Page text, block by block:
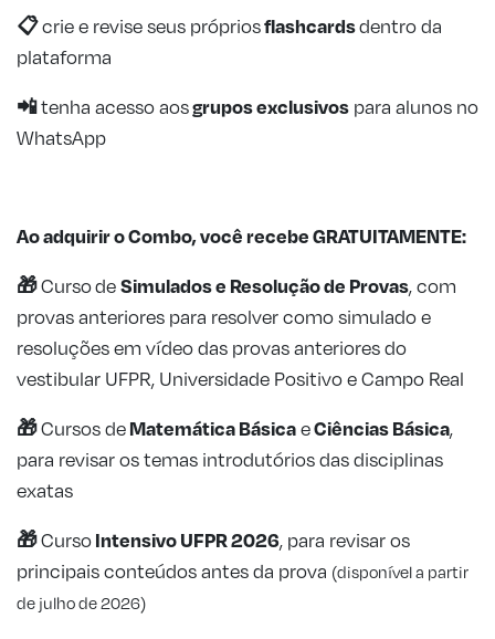
📋crie e revise seus própriosflashcardsdentro da
plataforma
📲tenha acesso aosgrupos exclusivos para alunos no
WhatsApp
Ao adquirir o Combo, você recebe GRATUITAMENTE:
🎁CursodeSimulados e Resolução de Provas, com
provas anteriores para resolver como simulado e
resoluções em vídeo das provas anteriores do
vestibular UFPR, Universidade Positivo e Campo Real
🎁Cursos deMatemática BásicaeCiências Básica,
para revisar os temas introdutórios das disciplinas
exatas
🎁CursoIntensivo UFPR 2026, para revisar os
principais conteúdos antes da prova (disponível a partir
de julho de 2026)